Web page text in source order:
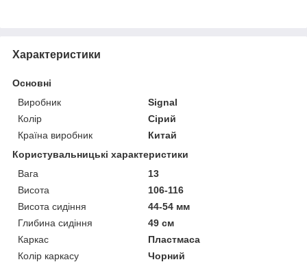
Характеристики
Основні
Виробник
Signal
Колір
Сірий
Країна виробник
Китай
Користувальницькі характеристики
Вага
13
Висота
106-116
Висота сидіння
44-54 мм
Глибина сидіння
49 см
Каркас
Пластмаса
Колір каркасу
Чорний